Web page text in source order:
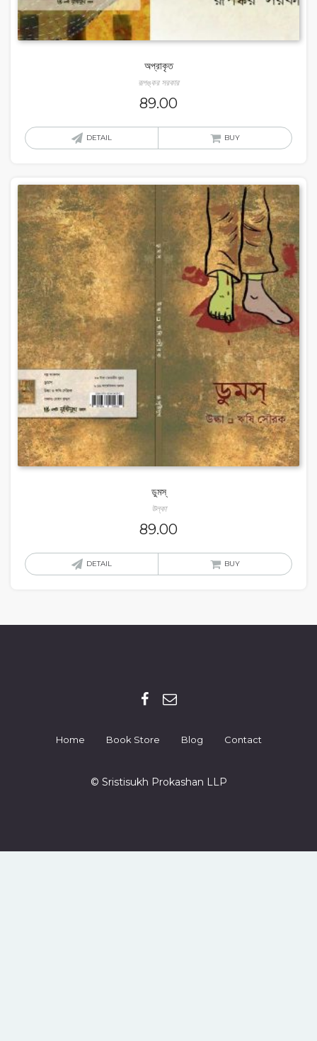
অপ্রাকৃত
রূপঙ্কর সরকার
89.00
DETAIL BUY
ডুমস্‌
উল্কা
89.00
DETAIL BUY
Home Book Store Blog Contact
© Sristisukh Prokashan LLP